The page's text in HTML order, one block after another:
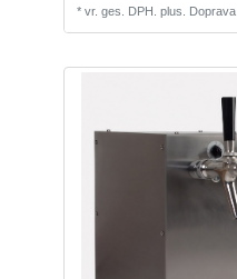
*vr. ges. DPH. plus. Doprava